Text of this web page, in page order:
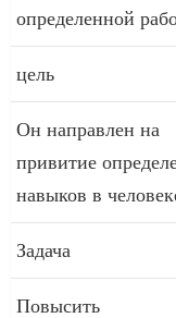
определенной
цель
Он направлен на
привитие
навыков в
Задача
Повысить